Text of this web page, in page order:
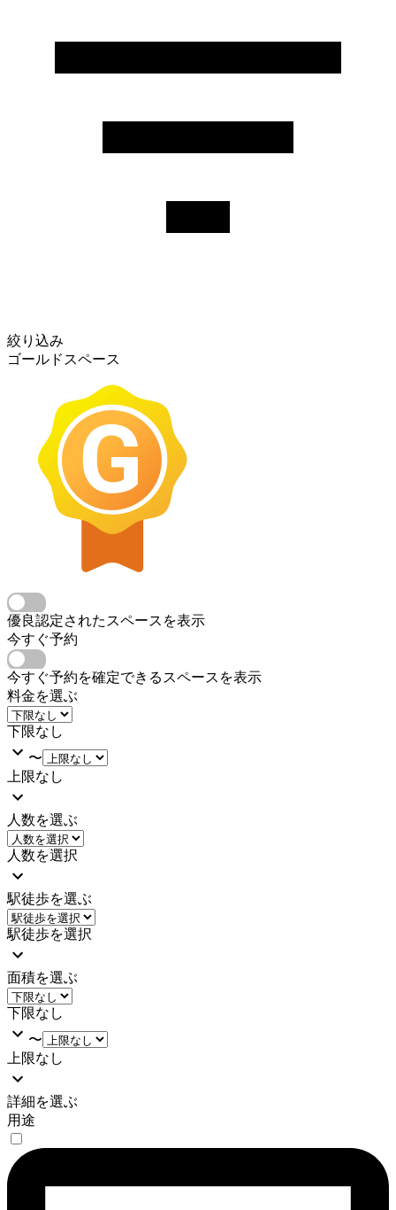
絞り込み
ゴールドスペース
優良認定されたスペースを表示
今すぐ予約
今すぐ予約を確定できるスペースを表示
料金を選ぶ
下限なし
〜
上限なし
人数を選ぶ
人数を選択
駅徒歩を選ぶ
駅徒歩を選択
面積を選ぶ
下限なし
〜
上限なし
詳細を選ぶ
用途